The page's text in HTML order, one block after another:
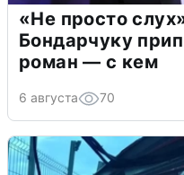
«Не просто
Бондарчуку
роман — с кем
6 августа 70